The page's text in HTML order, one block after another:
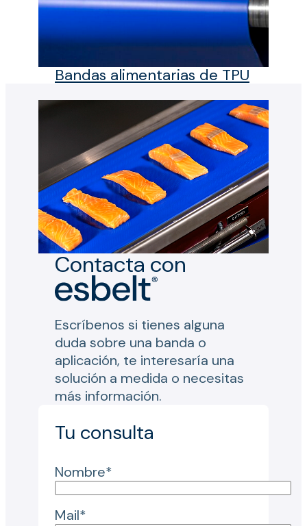
Bandas alimentarias de TPU
Contacta con
Escríbenos si tienes alguna
duda sobre una banda o
aplicación, te interesaría una
solución a medida o necesitas
más información.
Tu consulta
Nombre*
Mail*